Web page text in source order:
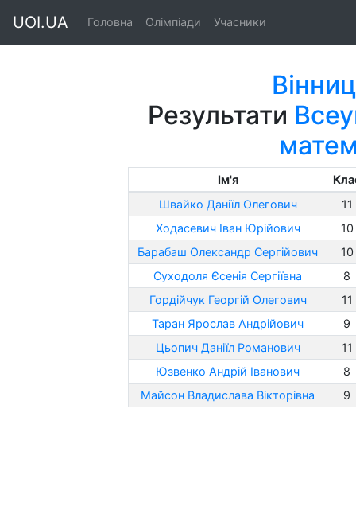
UOI.UA Головна Олімпіади Учасники
Результати
Ім'я
Швайко Даніїл Олегович
11
Ходасевич Іван Юрійович
10
Барабаш Олександр Сергійович
10
Суходоля Єсенія Сергіївна
8
Гордійчук Георгій Олегович
11
Таран Ярослав Андрійович
9
Цьопич Даніїл Романович
11
Юзвенко Андрій Іванович
8
Майсон Владислава Вікторівна
9